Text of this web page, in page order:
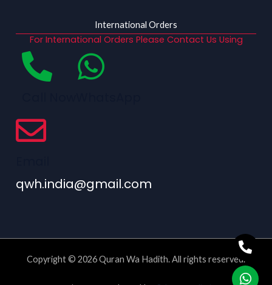
International Orders
For International Orders Please Contact Us Using
qwh.india@gmail.com
Copyright © 2026 Quran Wa Hadith. All rights reserved.